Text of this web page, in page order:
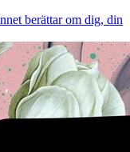
berättar om dig, din